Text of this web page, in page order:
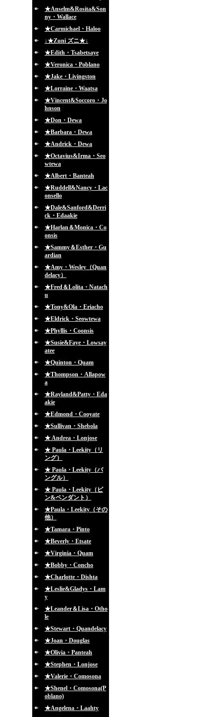
★Anselm&Rosita&Son
ny・Wallace
★Carmichael・Haloo
↓★Zuni ズニ★↓
★Edith・Tsabetsaye
★Veronica・Poblano
★Jake・Livingston
★Lorraine・Waatsa
★Vincent&Soccoro・Jo
hnson
★Don・Dewa
★Barbara・Dewa
★Andrick・Dewa
★Octavius&Irma・Seo
wtewa
★Albert・Banteah
★Ruddell&Nancy・Lac
onsello
★Dale&Sanford&Derri
ck・Edaakie
★Harlan＆Monica・Co
onsis
★Sammy＆Esther・Gu
ardian
★Amy・Wesley（Quan
delacy）
★Fred＆Lolita・Natach
u
★Tony&Ola・Eriacho
★Eldrick・Seowtewa
★Phyllis・Coonsis
★Susie&Faye・Lowsay
atee
★Quinton・Quam
★Thompson・Allapow
a
★Rayland&Patty・Eda
akie
★Edmond・Cooyate
★Sullivan・Shebola
★ Andrea・Lonjose
★ Paula・Leekity（リ
ング）
★ Paula・Leekity（バ
ングル）
★ Paula・Leekity（ピ
ン&ペンダント）
★Paula・Leekity（その
他）
★Tamara・Pinto
★Beverly・Etsate
★Virginia・Quam
★Bobby・Concho
★Charlotte・Dishta
★Leslie&Gladys・Lam
y
★Leander＆Lisa・Otho
le
★Stewart・Quandelacy
★Joan・Douglas
★Olivia・Panteah
★Stephen・Lonjose
★Valerie・Comosona
★Shenel・Comosona(P
oblano)
★Angelena・Laahty